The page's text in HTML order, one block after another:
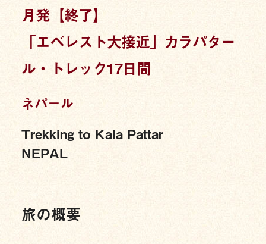
月発【終了】
「エベレスト大接近」カラパター
ル・トレック17日間
ネパール
Trekking to Kala Pattar
NEPAL
旅の概要